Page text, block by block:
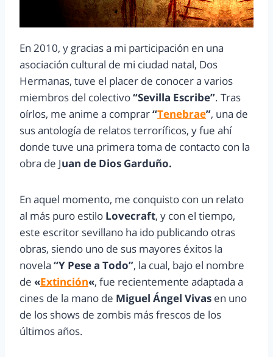
En 2010, y gracias a mi participación en una
asociación cultural de mi ciudad natal, Dos
Hermanas, tuve el placer de conocer a varios
miembros del colectivo“Sevilla Escribe”. Tras
oírlos, me anime a comprar“Tenebrae”, una de
sus antología de relatos terroríficos, y fue ahí
donde tuve una primera toma de contacto con la
obra de Juan de Dios Garduño.
En aquel momento, me conquisto con un relato
al más puro estilo Lovecraft, y con el tiempo,
este escritor sevillano ha ido publicando otras
obras, siendo uno de sus mayores éxitos la
novela “Y Pese a Todo”, la cual, bajo el nombre
de «Extinción«, fue recientemente adaptada a
cines de la mano de Miguel Ángel Vivas en uno
de los shows de zombis más frescos de los
últimos años.